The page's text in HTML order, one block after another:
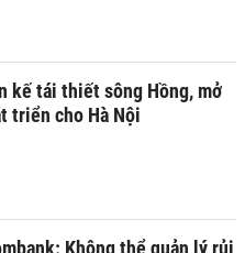
kế tái thiết sông Hồng, mở
triển cho Hà Nội
Không thể quản lý rủi